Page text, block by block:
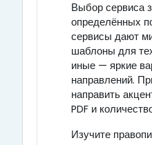
Выбор сервиса
определённых
сервисы дают
шаблоны для
иные — яркие
направлений.
направить
PDF и
Изучите